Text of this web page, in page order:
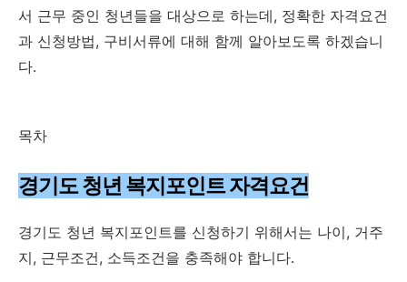
서 근무 중인 청년들을 대상으로 하는데, 정확한 자격요건
과 신청방법, 구비서류에 대해 함께 알아보도록 하겠습니
다.
목차
경기도 청년 복지포인트 자격요건
경기도 청년 복지포인트를 신청하기 위해서는 나이, 거주
지, 근무조건, 소득조건을 충족해야 합니다.